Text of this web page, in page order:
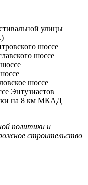
улицы
шоссе
шоссе
шоссе
Энтузиастов
на 8 км МКАД
политики и
строительство